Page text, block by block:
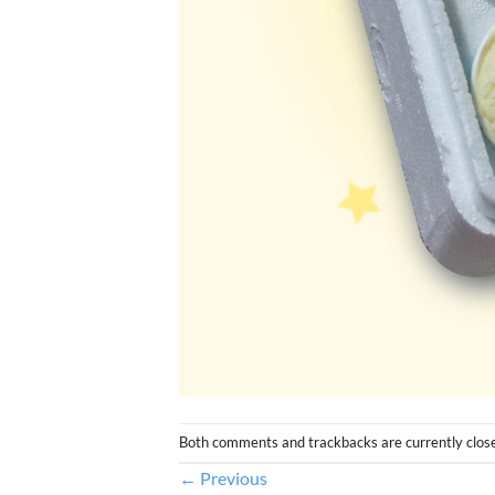
Both comments and trackbacks are currently
← Previous